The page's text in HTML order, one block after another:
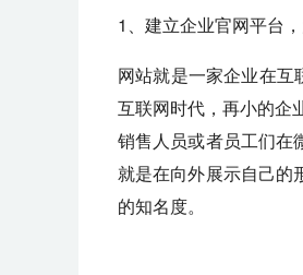
1、建立企业官网平台，
网站就是一家企业在互
互联网时代，再小的企
销售人员或者员工们在
就是在向外展示自己的
的知名度。